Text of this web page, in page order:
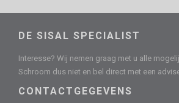
DE SISAL SPECIALIST
Interesse? Wij nemen graag met u alle
Schroom dus niet en bel direct met een
CONTACTGEGEVENS